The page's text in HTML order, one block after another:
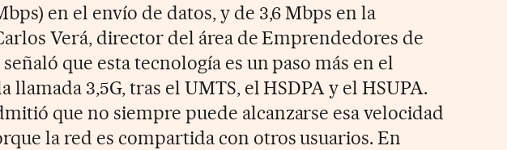
en el envío de datos, y de 3,6 Mbps en la
Verá, director del área de Emprendedores de
que esta tecnología es un paso más en el
llamada 3,5G, tras el UMTS, el HSDPA y el HSUPA.
que no siempre puede alcanzarse esa velocidad
la red es compartida con otros usuarios. En